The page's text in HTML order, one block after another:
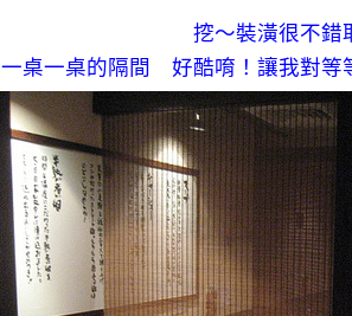
挖～裝潢很不錯
一桌一桌的隔間 好酷唷！讓我對等